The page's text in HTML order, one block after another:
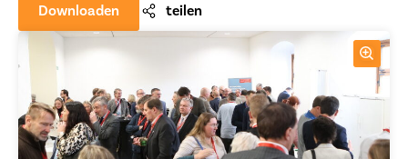
Downloaden teilen